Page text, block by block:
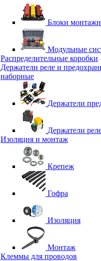
Блоки
Модульные
Распределительные коробки
Держатели реле и
наборные
Держатели
Держатели
Изоляция и монтаж
Крепеж
Гофра
Изоляция
Монтаж
Клеммы для проводов